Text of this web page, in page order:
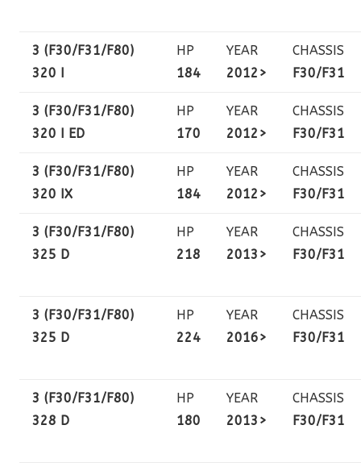
3 (F30/F31/F80)
320 I
HP
184
YEAR
2012>
CHASSIS
F30/F31
3 (F30/F31/F80)
320 I ED
HP
170
YEAR
2012>
CHASSIS
F30/F31
3 (F30/F31/F80)
320 IX
HP
184
YEAR
2012>
CHASSIS
F30/F31
3 (F30/F31/F80)
325 D
HP
218
YEAR
2013>
CHASSIS
F30/F31
3 (F30/F31/F80)
325 D
HP
224
YEAR
2016>
CHASSIS
F30/F31
3 (F30/F31/F80)
328 D
HP
180
YEAR
2013>
CHASSIS
F30/F31